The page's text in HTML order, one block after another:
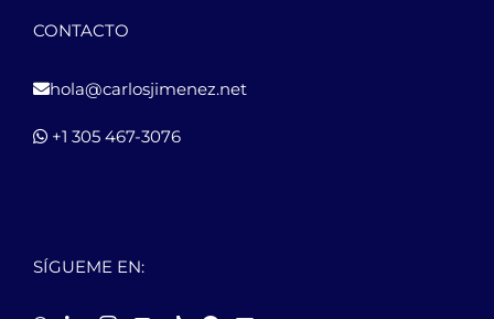
CONTACTO
hola@carlosjimenez.net
+1 305 467-3076
SÍGUEME EN: